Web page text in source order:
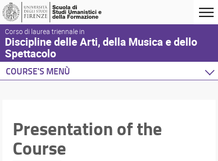
Corso di laurea triennale in
Discipline delle Arti, della Musica e dello
Spettacolo
COURSE'S MENÙ
Presentation of the
Course